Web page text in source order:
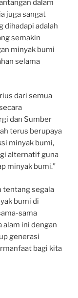
dalam
juga sangat
dihadapi adalah
semakin
minyak bumi
selama
dari semua
dan Sumber
terus berupaya
minyak bumi,
alternatif guna
minyak bumi.”
tentang segala
bumi di
sama
alam ini dengan
generasi
bagi kita